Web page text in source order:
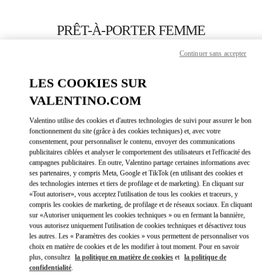
PRÊT-À-PORTER FEMME
APPELLE MAINTENANT
PLUS DE DÉTAILS
OBTENIR DES DIRECTIONSLINK
Link Opens in New Tab
LES COOKIES SUR
VALENTINO.COM
Valentino utilise des cookies et d'autres technologies de suivi pour assurer le bon
fonctionnement du site (grâce à des cookies techniques) et, avec votre
consentement, pour personnaliser le contenu, envoyer des communications
publicitaires ciblées et analyser le comportement des utilisateurs et l'efficacité des
campagnes publicitaires. En outre, Valentino partage certaines informations avec
ses partenaires, y compris Meta, Google et TikTok (en utilisant des cookies et
des technologies internes et tiers de profilage et de marketing). En cliquant sur
«Tout autoriser», vous acceptez l'utilisation de tous les cookies et traceurs, y
compris les cookies de marketing, de profilage et de réseaux sociaux. En cliquant
sur «Autoriser uniquement les cookies techniques » ou en fermant la bannière,
vous autorisez uniquement l'utilisation de cookies techniques et désactivez tous
les autres. Les « Paramètres des cookies » vous permettent de personnaliser vos
choix en matière de cookies et de les modifier à tout moment. Pour en savoir
plus, consultez la politique en matière de cookies et la politique de
confidentialité.
Continuer sans accepter